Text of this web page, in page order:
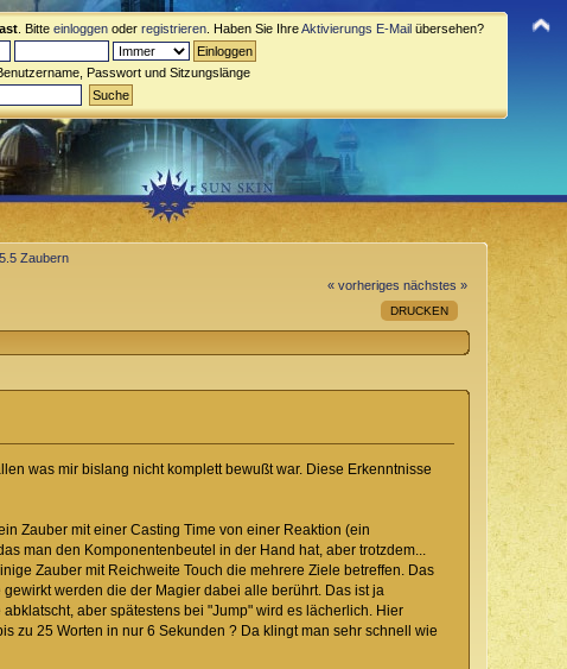
. Bitte einloggen oder registrieren . Haben Sie IhreAktivierungs E-Mail übersehen?
Passwort und Sitzungslänge
Zaubern
« vorheriges nächstes »
DRUCKEN
was mir bislang nicht komplett bewußt war. Diese Erkenntnisse
Zauber mit einer Casting Time von einer Reaktion (ein
man den Komponentenbeutel in der Hand hat, aber trotzdem...
Zauber mit Reichweite Touch die mehrere Ziele betreffen. Das
werden die der Magier dabei alle berührt. Das ist ja
aber spätestens bei "Jump" wird es lächerlich. Hier
zu 25 Worten in nur 6 Sekunden ? Da klingt man sehr schnell wie